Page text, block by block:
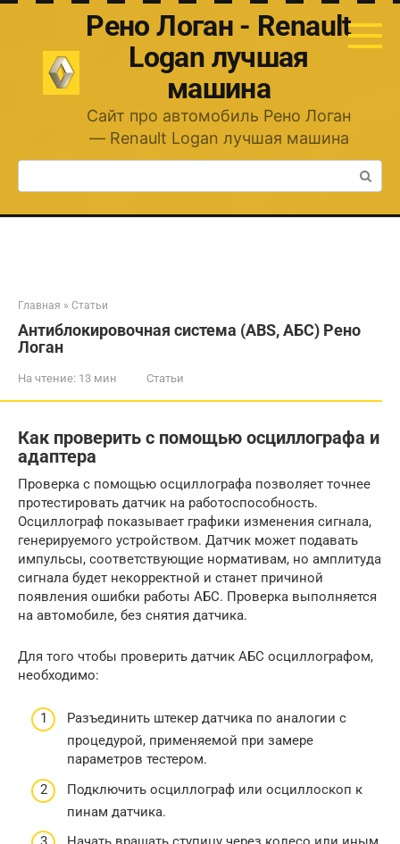
Перейти
Рено Логан - Renault
Logan лучшая
машина
Сайт про автомобиль Рено Логан
— Renault Logan лучшая машина
Поиск:
Главная » Статьи
Антиблокировочная система (ABS, АБС) Рено
Логан
На чтение: 13 мин Статьи
Как проверить с помощью осциллографа и
адаптера
Проверка с помощью осциллографа позволяет точнее
протестировать датчик на работоспособность.
Осциллограф показывает графики изменения сигнала,
генерируемого устройством. Датчик может подавать
импульсы, соответствующие нормативам, но амплитуда
сигнала будет некорректной и станет причиной
появления ошибки работы АБС. Проверка выполняется
на автомобиле, без снятия датчика.
Для того чтобы проверить датчик АБС осциллографом,
необходимо:
Разъединить штекер датчика по аналогии с
процедурой, применяемой при замере
параметров тестером.
Подключить осциллограф или осциллоскоп к
пинам датчика.